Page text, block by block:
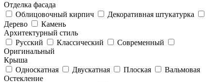
Отделка фасада
Облицовочный кирпич
Декоративная штукатурка
Дерево
Камень
Архитектурный стиль
Русский
Классический
Современный
Оригинальный
Крыша
Односкатная
Двускатная Плоская
Вальмовая
Остекление